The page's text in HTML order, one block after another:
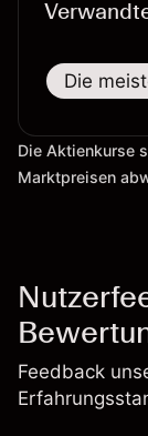
Die
Die Aktienkurse
Marktpreisen
Feedback